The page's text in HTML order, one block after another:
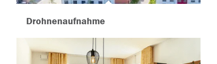
Drohnenaufnahme